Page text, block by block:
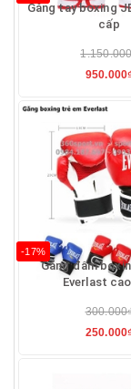
Găng tay boxing
cấp
-17%
Găng đấm
Everlast